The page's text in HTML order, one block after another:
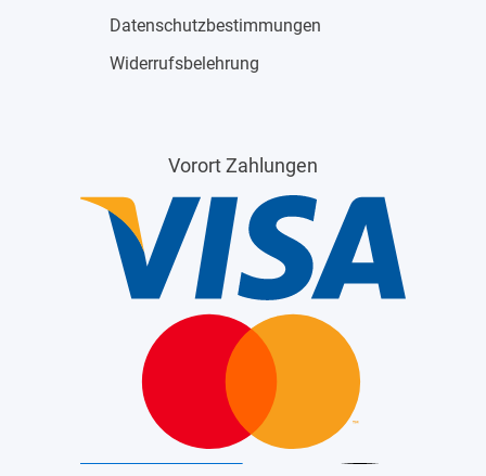
Datenschutzbestimmungen
Widerrufsbelehrung
Vorort Zahlungen